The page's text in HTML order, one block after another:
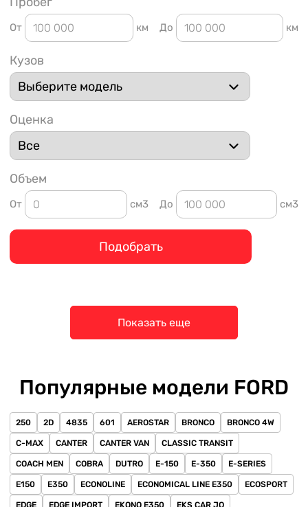
От км До км
Кузов
Оценка
Объем
От см3 До см3
Подобрать
Показать еще
Популярные модели FORD
250 2D 4835 601 AEROSTAR BRONCO BRONCO 4W
C-MAX CANTER CANTER VAN CLASSIC TRANSIT
COACH MEN COBRA DUTRO E-150 E-350 E-SERIES
E150 E350 ECONOLINE ECONOMICAL LINE E350 ECOSPORT
EDGE EDGE IMPORT EKONO E350 EKS CAR JO